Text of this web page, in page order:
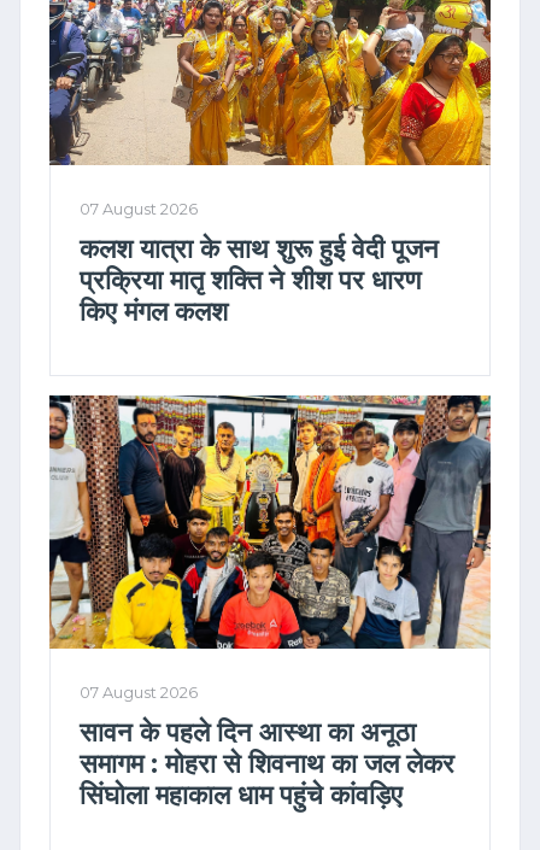
07 August 2026
कलश यात्रा के साथ शुरू हुई वेदी पूजन
प्रक्रिया मातृ शक्ति ने शीश पर धारण
किए मंगल कलश
07 August 2026
सावन के पहले दिन आस्था का अनूठा
समागम : मोहरा से शिवनाथ का जल लेकर
सिंघोला महाकाल धाम पहुंचे कांवड़िए